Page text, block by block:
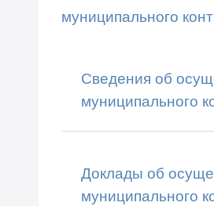
муниципального
Сведения об
муниципального
Доклады об
муниципального